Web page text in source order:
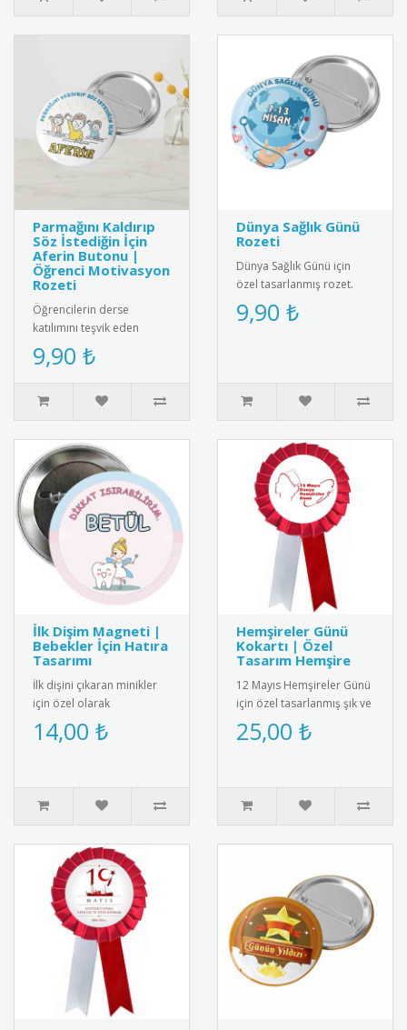
Parmağını Kaldırıp
Söz İstediğin İçin
Aferin Butonu |
Öğrenci Motivasyon
Rozeti
Öğrencilerin derse
katılımını teşvik eden
"Parmağını Kaldırıp Söz
İstediğin İçin Aferin" yazılı
moti..
9,90 ₺
Dünya Sağlık Günü
Rozeti
Dünya Sağlık Günü için
özel tasarlanmış rozet.
Sağlıklı yaşam bilincini
yaymak için ideal
9,90 ₺
İlk Dişim Magneti |
Bebekler İçin Hatıra
Tasarımı
İlk dişini çıkaran minikler
için özel olarak
tasarlanmış bebek
magneti. Diş buğdayı
14,00 ₺
Hemşireler Günü
Kokartı | Özel
Tasarım Hemşire
12 Mayıs Hemşireler Günü
için özel tasarlanmış şık ve
kaliteli kokart. Sağlık
çalışanlarını onurland..
25,00 ₺